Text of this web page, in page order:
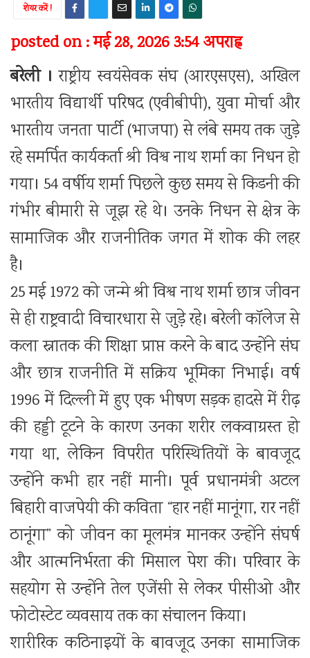
शेयर करें !
posted on : मई 28, 2026 3:54 अपराह्न
बरेली । राष्ट्रीय स्वयंसेवक संघ (आरएसएस), अखिल
भारतीय विद्यार्थी परिषद (एवीबीपी), युवा मोर्चा और
भारतीय जनता पार्टी (भाजपा) से लंबे समय तक जुड़े
रहे समर्पित कार्यकर्ता श्री विश्व नाथ शर्मा का निधन हो
गया। 54 वर्षीय शर्मा पिछले कुछ समय से किडनी की
गंभीर बीमारी से जूझ रहे थे। उनके निधन से क्षेत्र के
सामाजिक और राजनीतिक जगत में शोक की लहर
है।
25 मई 1972 को जन्मे श्री विश्व नाथ शर्मा छात्र जीवन
से ही राष्ट्रवादी विचारधारा से जुड़े रहे। बरेली कॉलेज से
कला स्नातक की शिक्षा प्राप्त करने के बाद उन्होंने संघ
और छात्र राजनीति में सक्रिय भूमिका निभाई। वर्ष
1996 में दिल्ली में हुए एक भीषण सड़क हादसे में रीढ़
की हड्डी टूटने के कारण उनका शरीर लकवाग्रस्त हो
गया था, लेकिन विपरीत परिस्थितियों के बावजूद
उन्होंने कभी हार नहीं मानी। पूर्व प्रधानमंत्री अटल
बिहारी वाजपेयी की कविता “हार नहीं मानूंगा, रार नहीं
ठानूंगा” को जीवन का मूलमंत्र मानकर उन्होंने संघर्ष
और आत्मनिर्भरता की मिसाल पेश की। परिवार के
सहयोग से उन्होंने तेल एजेंसी से लेकर पीसीओ और
फोटोस्टेट व्यवसाय तक का संचालन किया।
शारीरिक कठिनाइयों के बावजूद उनका सामाजिक